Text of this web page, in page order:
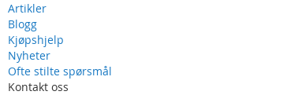
Artikler
Blogg
Kjøpshjelp
Nyheter
Ofte stilte spørsmål
Kontakt oss